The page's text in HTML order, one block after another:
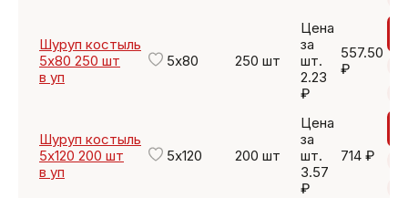
Шуруп костыль
5х80 250 шт
в уп
5х80 250 шт
Цена
за
шт.
2.23
₽
557.50
₽
Шуруп костыль
5х120 200 шт
в уп
5х120 200 шт
Цена
за
шт.
3.57
₽
714 ₽